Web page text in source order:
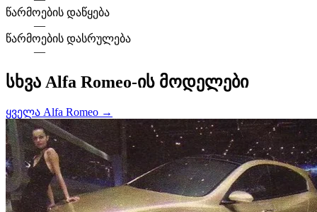
წარმოების დაწყება
—
წარმოების დასრულება
—
სხვა Alfa Romeo-ის მოდელები
ყველა Alfa Romeo →